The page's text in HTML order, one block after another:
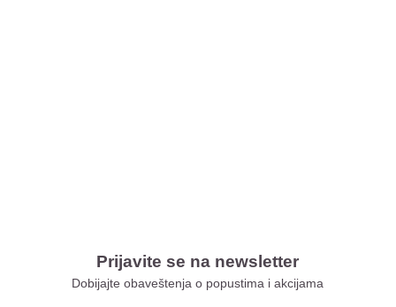
Prijavite se na newsletter
Dobijajte obaveštenja o popustima i akcijama